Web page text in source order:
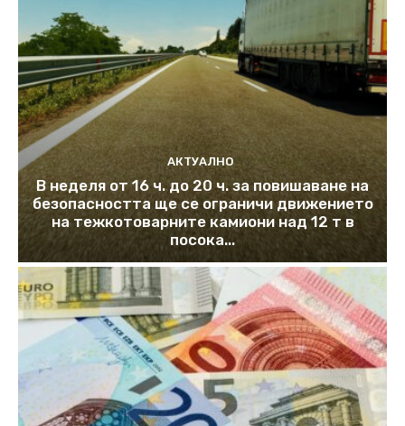
АКТУАЛНО
В неделя от 16 ч. до 20 ч. за повишаване на
безопасността ще се ограничи движението
на тежкотоварните камиони над 12 т в
посока...